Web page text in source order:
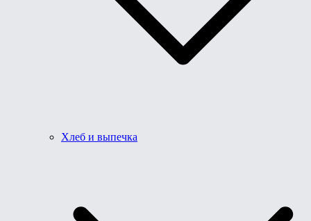
Хлеб и выпечка